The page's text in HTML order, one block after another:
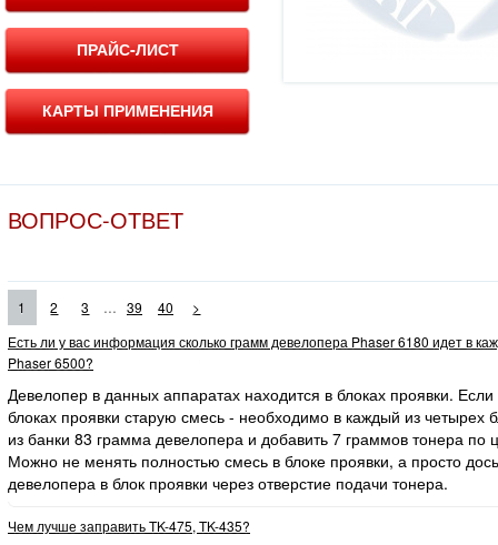
ПРАЙС-ЛИСТ
КАРТЫ ПРИМЕНЕНИЯ
ВОПРОС-ОТВЕТ
1 2 3 ... 39 40
>
Есть ли у вас информация сколько грамм девелопера Phaser 6180 идет в
Phaser 6500?
Девелопер в данных аппаратах находится в блоках проявки.
блоках проявки старую смесь - необходимо в каждый из четырех
из банки 83 грамма девелопера и добавить 7 граммов тонера по
Можно не менять полностью смесь в блоке проявки, а просто
девелопера в блок проявки через отверстие подачи тонера.
Чем лучше заправить TK-475, TK-435?